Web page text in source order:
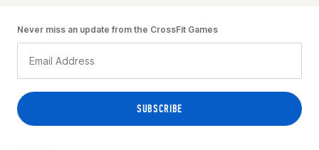
Never miss an update from the CrossFit Games